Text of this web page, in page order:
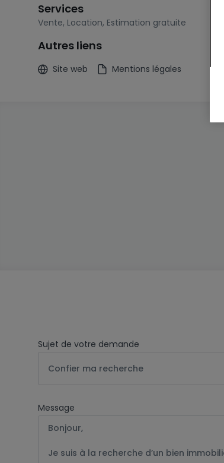
Services
Vente, Location, Estimation gratuite
Autres liens
Site web Mentions légales
Sujet de votre demande
Confier ma recherche
Message